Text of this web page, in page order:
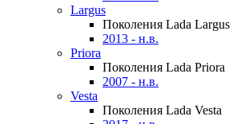
Largus
Поколения Lada Largus
2013 - н.в.
Priora
Поколения Lada Priora
2007 - н.в.
Vesta
Поколения Lada Vesta